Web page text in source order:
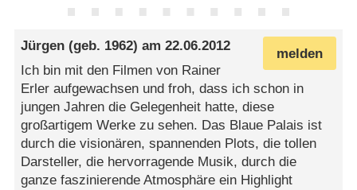
melden
Jürgen (geb. 1962) am22.06.2012
Ich bin mit den Filmen von Rainer
Erler aufgewachsen und froh, dass ich schon in
jungen Jahren die Gelegenheit hatte, diese
großartigem Werke zu sehen. Das Blaue Palais ist
durch die visionären, spannenden Plots, die tollen
Darsteller, die hervorragende Musik, durch die
ganze faszinierende Atmosphäre ein Highlight